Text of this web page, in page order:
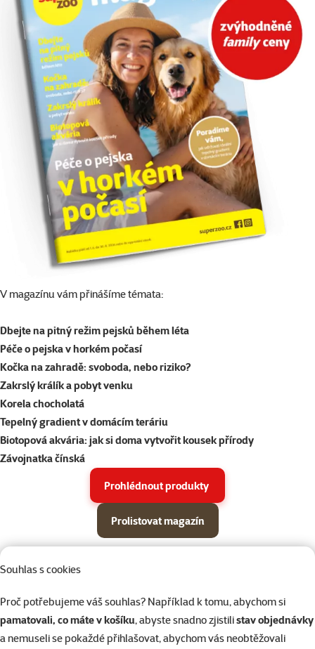
Souhlas s cookies
Proč potřebujeme váš souhlas? Například k tomu, abychom si
pamatovali, co máte v košíku, abyste snadno zjistilistav objednávky
a nemuseli se pokaždé přihlašovat, abychom vás neobtěžovali
V magazínu vám přinášíme témata:
Dbejte na pitný režim pejsků během léta
Péče o pejska v horkém počasí
Kočka na zahradě: svoboda, nebo riziko?
Zakrslý králík a pobyt venku
Korela chocholatá
Tepelný gradient v domácím teráriu
Biotopová akvária: jak si doma vytvořit kousek přírody
Závojnatka čínská
Prohlédnout produkty
Prolistovat magazín
Kočky
Parametrický filtr
Vybrané filtry
Produkty v akci Super zoo magazín léto 2026